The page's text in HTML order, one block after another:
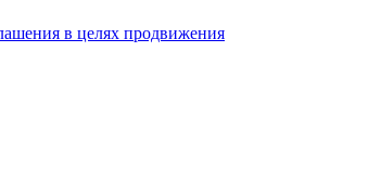
в целях продвижения